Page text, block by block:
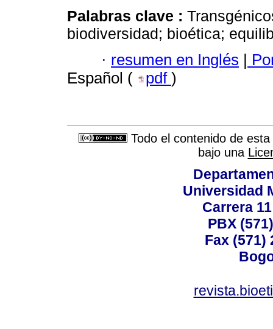
Palabras clave :
biodiversidad; bioética;
· resumen en Inglés |
Español (
pdf )
Todo el contenido de
bajo una
Universidad
Carrera
PBX
Fax (571)